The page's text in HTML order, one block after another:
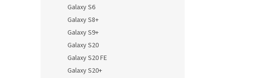
Galaxy S6
Galaxy S8+
Galaxy S9+
Galaxy S20
Galaxy S20 FE
Galaxy S20+